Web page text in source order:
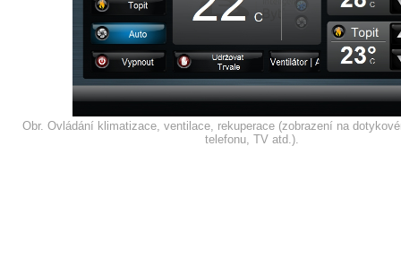
Obr. Ovládání klimatizace, ventilace, rekuperace (zobrazení na
telefonu, TV atd.).